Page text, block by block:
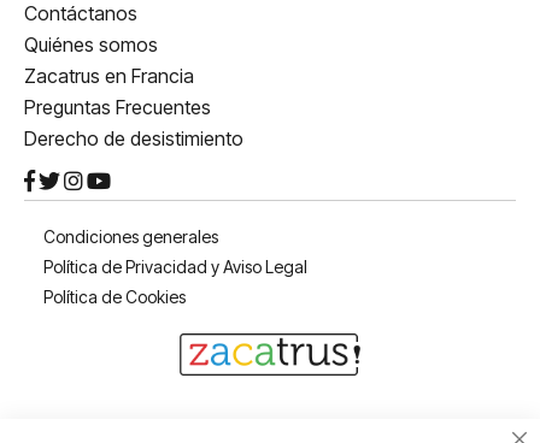
Contáctanos
Quiénes somos
Zacatrus en Francia
Preguntas Frecuentes
Derecho de desistimiento
Condiciones generales
Política de Privacidad y Aviso Legal
Política de Cookies